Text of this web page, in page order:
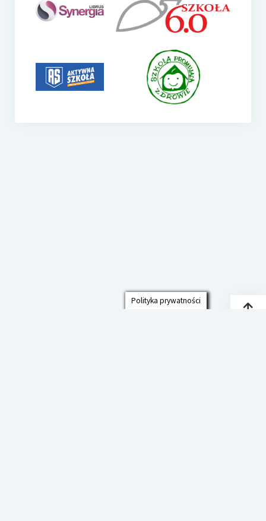
Polityka prywatności